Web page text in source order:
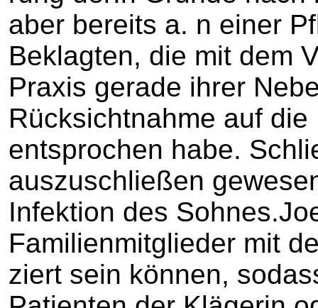
aber bereits a. n einer
Beklagten, die mit dem
Praxis gerade ihrer
Rücksichtnahme auf
entsprochen habe.
auszuschließen
Infektion des
Familienmitglieder mit
ziert sein können,